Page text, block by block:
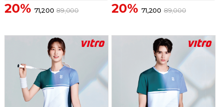
20% 71,200 89,000 20% 71,200 89,000